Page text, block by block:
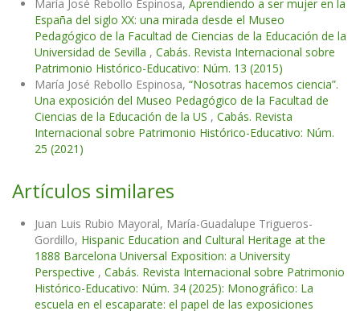
María José Rebollo Espinosa, Aprendiendo a ser mujer en la
España del siglo XX: una mirada desde el Museo
Pedagógico de la Facultad de Ciencias de la Educación de la
Universidad de Sevilla , Cabás. Revista Internacional sobre
Patrimonio Histórico-Educativo: Núm. 13 (2015)
María José Rebollo Espinosa, “Nosotras hacemos ciencia”.
Una exposición del Museo Pedagógico de la Facultad de
Ciencias de la Educación de la US , Cabás. Revista
Internacional sobre Patrimonio Histórico-Educativo: Núm.
25 (2021)
Artículos similares
Juan Luis Rubio Mayoral, María-Guadalupe Trigueros-
Gordillo, Hispanic Education and Cultural Heritage at the
1888 Barcelona Universal Exposition: a University
Perspective , Cabás. Revista Internacional sobre Patrimonio
Histórico-Educativo: Núm. 34 (2025): Monográfico: La
escuela en el escaparate: el papel de las exposiciones